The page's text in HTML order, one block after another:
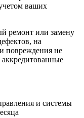
ваших
ремонт или замену
на
повреждения не
и системы